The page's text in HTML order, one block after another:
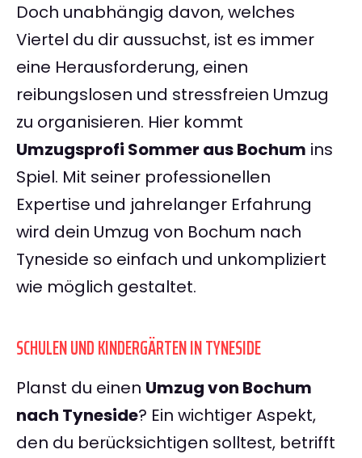
Doch unabhängig davon, welches
Viertel du dir aussuchst, ist es immer
eine Herausforderung, einen
reibungslosen und stressfreien Umzug
zu organisieren. Hier kommt
Umzugsprofi Sommer aus Bochum ins
Spiel. Mit seiner professionellen
Expertise und jahrelanger Erfahrung
wird dein Umzug von Bochum nach
Tyneside so einfach und unkompliziert
wie möglich gestaltet.
SCHULEN UND KINDERGÄRTEN IN TYNESIDE
Planst du einen Umzug von Bochum
nach Tyneside? Ein wichtiger Aspekt,
den du berücksichtigen solltest, betrifft